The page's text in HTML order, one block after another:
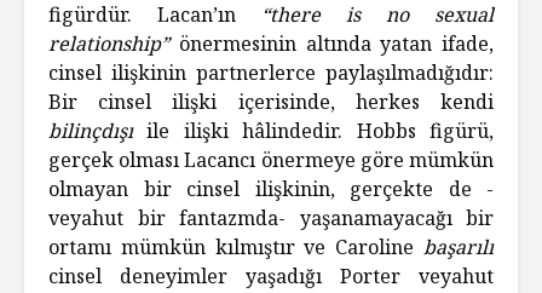
figürdür. Lacan’ın
“there is no sexual
relationship”önermesinin altında yatan ifade,
cinsel ilişkinin partnerlerce paylaşılmadığıdır:
Bir cinsel ilişki içerisinde, herkes kendi
bilinçdışıile ilişki hâlindedir. Hobbs figürü,
gerçek olması Lacancı önermeye göre mümkün
olmayan bir cinsel ilişkinin, gerçekte de -
veyahut bir fantazmda- yaşanamayacağı bir
ortamı mümkün kılmıştır ve Caroline başarılı
cinsel deneyimler yaşadığı Porter veyahut